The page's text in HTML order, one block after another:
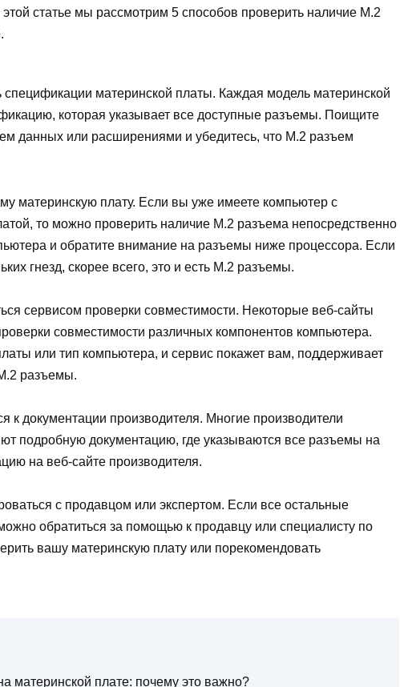
статье мы рассмотрим 5 способов проверить наличие M.2
материнской платы. Каждая модель материнской
которая указывает все доступные разъемы. Поищите
данных или расширениями и убедитесь, что M.2 разъем
материнскую плату. Если вы уже имеете компьютер с
то можно проверить наличие M.2 разъема непосредственно
и обратите внимание на разъемы ниже процессора. Если
гнезд, скорее всего, это и есть M.2 разъемы.
сервисом проверки совместимости. Некоторые веб-сайты
совместимости различных компонентов компьютера.
или тип компьютера, и сервис покажет вам, поддерживает
разъемы.
к документации производителя. Многие производители
подробную документацию, где указываются все разъемы на
на веб-сайте производителя.
с продавцом или экспертом. Если все остальные
обратиться за помощью к продавцу или специалисту по
вашу материнскую плату или порекомендовать
материнской плате: почему это важно?